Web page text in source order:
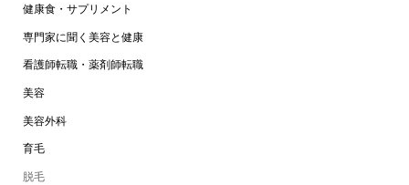
健康食・サプリメント
専門家に聞く美容と健康
看護師転職・薬剤師転職
美容
美容外科
育毛
脱毛